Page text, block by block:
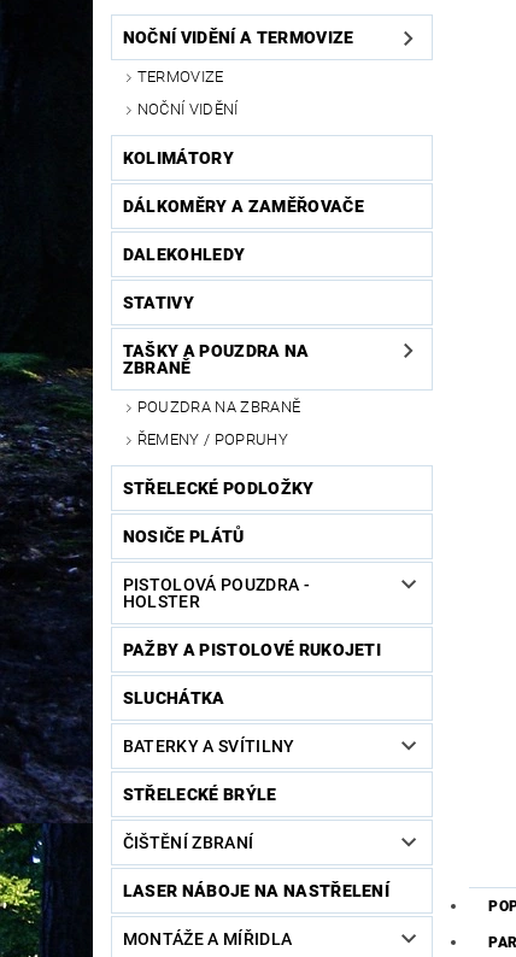
NOČNÍ VIDĚNÍ A TERMOVIZE
TERMOVIZE
NOČNÍ VIDĚNÍ
KOLIMÁTORY
DÁLKOMĚRY A ZAMĚŘOVAČE
DALEKOHLEDY
STATIVY
TAŠKY A POUZDRA NA
ZBRANĚ
POUZDRA NA ZBRANĚ
ŘEMENY / POPRUHY
STŘELECKÉ PODLOŽKY
NOSIČE PLÁTŮ
PISTOLOVÁ POUZDRA -
HOLSTER
PAŽBY A PISTOLOVÉ RUKOJETI
SLUCHÁTKA
BATERKY A SVÍTILNY
STŘELECKÉ BRÝLE
ČIŠTĚNÍ ZBRANÍ
LASER NÁBOJE NA NASTŘELENÍ
MONTÁŽE A MÍŘIDLA